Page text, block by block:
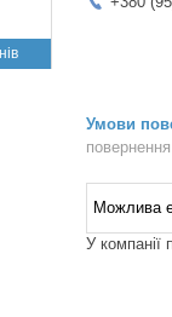
У компанії